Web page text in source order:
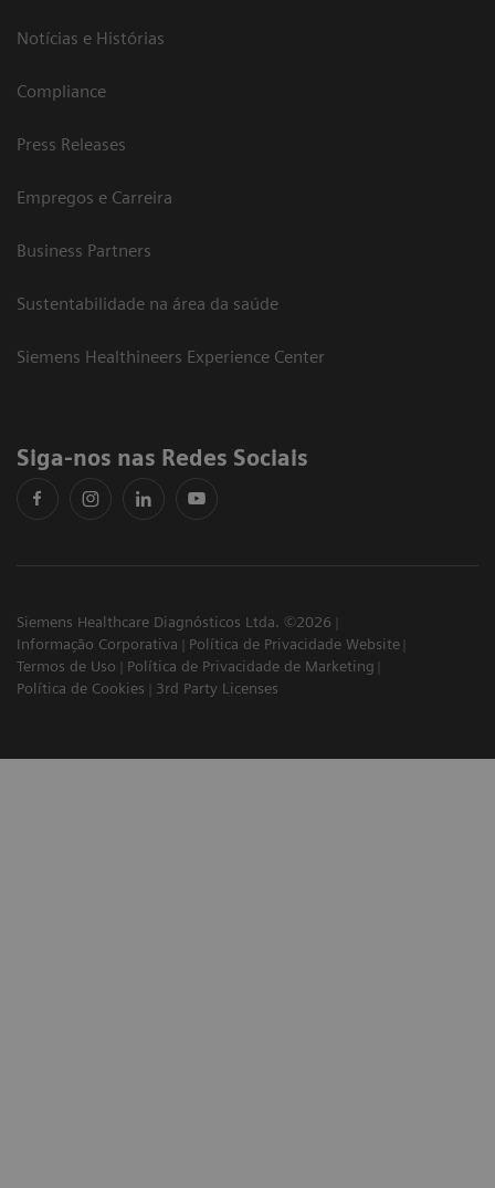
Notícias e Histórias
Compliance
Press Releases
Empregos e Carreira
Business Partners
Sustentabilidade na área da saúde
Siemens Healthineers Experience Center
Siga-nos nas Redes Sociais
Siemens Healthcare Diagnósticos Ltda. ©2026
Informação Corporativa
Política de Privacidade Website
Termos de Uso
Política de Privacidade de Marketing
Política de Cookies
3rd Party Licenses